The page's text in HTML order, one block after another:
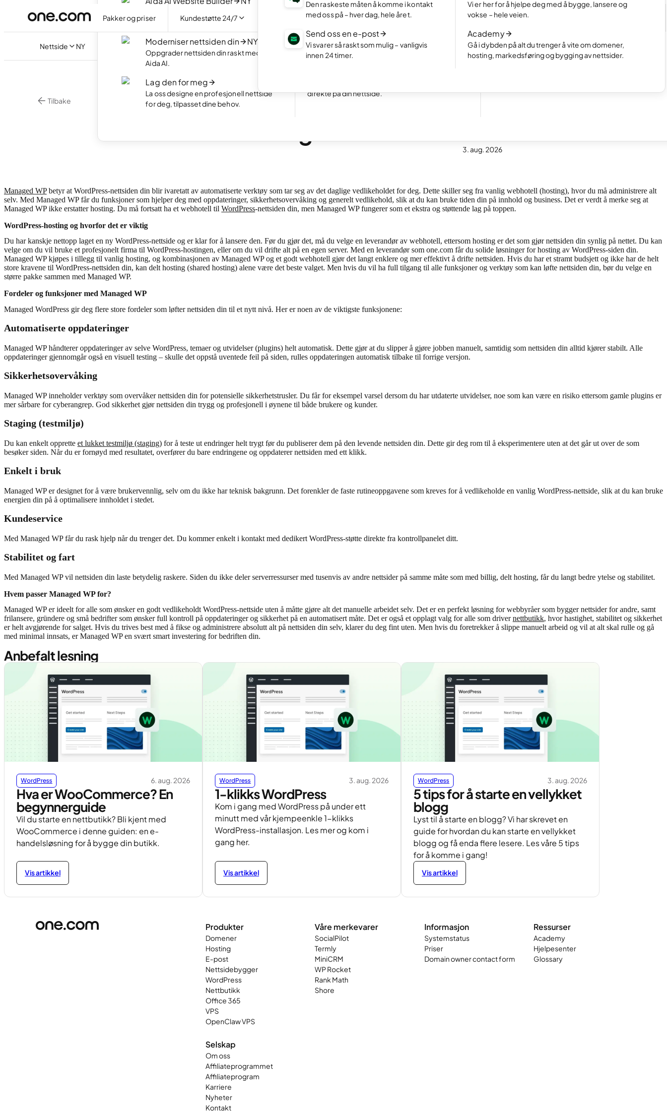
Pakker og priser Kundestøtte 24/7
Den raskeste måten å komme i kontakt
med oss på – hver dag, hele året.
Send oss en e-post
Vi svarer så raskt som mulig – vanligvis
innen 24 timer.
Vi er her for å hjelpe deg med å bygge, lansere og
vokse – hele veien.
Academy
Gå i dybden på alt du trenger å vite om domener,
hosting, markedsføring og bygging av nettsider.
Nettside NY
AI.
Moderniser nettsiden din NY
Oppgrader nettsiden din raskt med
Aida AI.
Lag den for meg
La oss designe en profesjonell nettside
for deg, tilpasset dine behov.
Vis frem ditt beste arbeid med en tiltalende
Nettbutikk
Sett opp din nettbutikk og få inn salg.
direkte på din nettside.
Les artikkelen
Slik fungerer AI-basert nettsidebygging
Les artikkelen
Tilbake
3. aug. 2026
Managed WPbetyr at WordPress-nettsiden din blir ivaretatt av automatiserte verktøy som tar seg av det daglige vedlikeholdet for deg. Dette skiller seg fra vanlig webhotell (hosting), hvor du må administrere alt
selv. Med Managed WP får du funksjoner som hjelper deg med oppdateringer, sikkerhetsovervåking og generelt vedlikehold, slik at du kan bruke tiden din på innhold og business. Det er verdt å merke seg at
Managed WP ikke erstatter hosting. Du må fortsatt ha et webhotell til WordPress-nettsiden din, men Managed WP fungerer som et ekstra og støttende lag på toppen.
WordPress-hosting og hvorfor det er viktig
Du har kanskje nettopp laget en ny WordPress-nettside og er klar for å lansere den. Før du gjør det, må du velge en leverandør av webhotell, ettersom hosting er det som gjør nettsiden din synlig på nettet. Du kan
velge om du vil bruke et profesjonelt firma til WordPress-hostingen, eller om du vil drifte alt på en egen server. Med en leverandør som one.com får du solide løsninger for hosting av WordPress-siden din.
Managed WP kjøpes i tillegg til vanlig hosting, og kombinasjonen av Managed WP og et godt webhotell gjør det langt enklere og mer effektivt å drifte nettsiden. Hvis du har et stramt budsjett og ikke har de helt
store kravene til WordPress-nettsiden din, kan delt hosting (shared hosting) alene være det beste valget. Men hvis du vil ha full tilgang til alle funksjoner og verktøy som kan løfte nettsiden din, bør du velge en
større pakke sammen med Managed WP.
Fordeler og funksjoner med Managed WP
Managed WordPress gir deg flere store fordeler som løfter nettsiden din til et nytt nivå. Her er noen av de viktigste funksjonene:
Automatiserte oppdateringer
Managed WP håndterer oppdateringer av selve WordPress, temaer og utvidelser (plugins) helt automatisk. Dette gjør at du slipper å gjøre jobben manuelt, samtidig som nettsiden din alltid kjører stabilt. Alle
oppdateringer gjennomgår også en visuell testing – skulle det oppstå uventede feil på siden, rulles oppdateringen automatisk tilbake til forrige versjon.
Sikkerhetsovervåking
Managed WP inneholder verktøy som overvåker nettsiden din for potensielle sikkerhetstrusler. Du får for eksempel varsel dersom du har utdaterte utvidelser, noe som kan være en risiko ettersom gamle plugins er
mer sårbare for cyberangrep. God sikkerhet gjør nettsiden din trygg og profesjonell i øynene til både brukere og kunder.
Staging (testmiljø)
Du kan enkelt opprette et lukket testmiljø (staging) for å teste ut endringer helt trygt før du publiserer dem på den levende nettsiden din. Dette gir deg rom til å eksperimentere uten at det går ut over de som
besøker siden. Når du er fornøyd med resultatet, overfører du bare endringene og oppdaterer nettsiden med ett klikk.
Enkelt i bruk
Managed WP er designet for å være brukervennlig, selv om du ikke har teknisk bakgrunn. Det forenkler de faste rutineoppgavene som kreves for å vedlikeholde en vanlig WordPress-nettside, slik at du kan bruke
energien din på å optimalisere innholdet i stedet.
Kundeservice
Med Managed WP får du rask hjelp når du trenger det. Du kommer enkelt i kontakt med dedikert WordPress-støtte direkte fra kontrollpanelet ditt.
Stabilitet og fart
Med Managed WP vil nettsiden din laste betydelig raskere. Siden du ikke deler serverressurser med tusenvis av andre nettsider på samme måte som med billig, delt hosting, får du langt bedre ytelse og stabilitet.
Hvem passer Managed WP for?
Managed WP er ideelt for alle som ønsker en godt vedlikeholdt WordPress-nettside uten å måtte gjøre alt det manuelle arbeidet selv. Det er en perfekt løsning for webbyråer som bygger nettsider for andre, samt
frilansere, gründere og små bedrifter som ønsker full kontroll på oppdateringer og sikkerhet på en automatisert måte. Det er også et opplagt valg for alle som drivernettbutikk, hvor hastighet, stabilitet og sikkerhet
er helt avgjørende for salget. Hvis du trives best med å fikse og administrere absolutt alt på nettsiden din selv, klarer du deg fint uten. Men hvis du foretrekker å slippe manuelt arbeid og vil at alt skal rulle og gå
med minimal innsats, er Managed WP en svært smart investering for bedriften din.
Anbefalt lesning
WordPress 6. aug. 2026
Hva er WooCommerce? En
begynnerguide
Vil du starte en nettbutikk? Bli kjent med
WooCommerce i denne guiden: en e-
handelsløsning for å bygge din butikk.
Vis artikkel
WordPress 3. aug. 2026
1-klikks WordPress
Kom i gang med WordPress på under ett
minutt med vår kjempeenkle 1-klikks
WordPress-installasjon. Les mer og kom i
gang her.
Vis artikkel
WordPress 3. aug. 2026
5 tips for å starte en vellykket
blogg
Lyst til å starte en blogg? Vi har skrevet en
guide for hvordan du kan starte en vellykket
blogg og få enda flere lesere. Les våre 5 tips
for å komme i gang!
Vis artikkel
Produkter
Domener
Hosting
E-post
Nettsidebygger
WordPress
Nettbutikk
Office 365
VPS
OpenClaw VPS
Våre merkevarer
SocialPilot
Termly
MiniCRM
WP Rocket
Rank Math
Shore
Informasjon
Systemstatus
Priser
Domain owner contact form
Ressurser
Academy
Hjelpesenter
Glossary
Selskap
Om oss
Affiliateprogrammet
Affiliateprogram
Karriere
Nyheter
Kontakt